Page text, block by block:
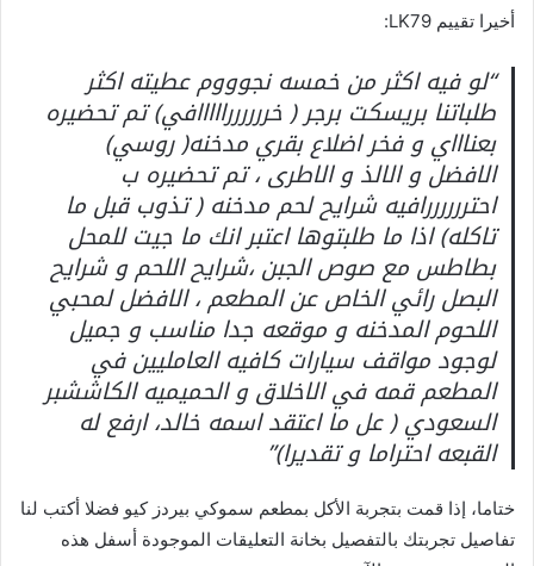
أخيرا تقييم LK79:
“لو فيه اكثر من خمسه نجوووم عطيته اكثر
طلباتنا بريسكت برجر ( خررررررااااافي) تم تحضيره
بعناااي و فخر اضلاع بقري مدخنه( روسي)
الافضل و الالذ و الاطرى ، تم تحضيره ب
احتررررررافيه شرايح لحم مدخنه ( تذوب قبل ما
تاكله) اذا ما طلبتوها اعتبر انك ما جيت للمحل
بطاطس مع صوص الجبن ،شرايح اللحم و شرايح
البصل رائي الخاص عن المطعم ، الافضل لمحبي
اللحوم المدخنه و موقعه جدا مناسب و جميل
لوجود مواقف سيارات كافيه العامليين في
المطعم قمه في الاخلاق و الحميميه الكاششبر
السعودي ( عل ما اعتقد اسمه خالد، ارفع له
القبعه احتراما و تقديرا)”
ختاما، إذا قمت بتجربة الأكل بمطعم سموكي بيردز كيو فضلا أكتب لنا
تفاصيل تجربتك بالتفصيل بخانة التعليقات الموجودة أسفل هذه